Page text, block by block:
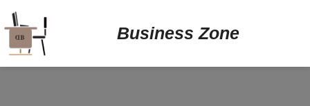
Business Zone